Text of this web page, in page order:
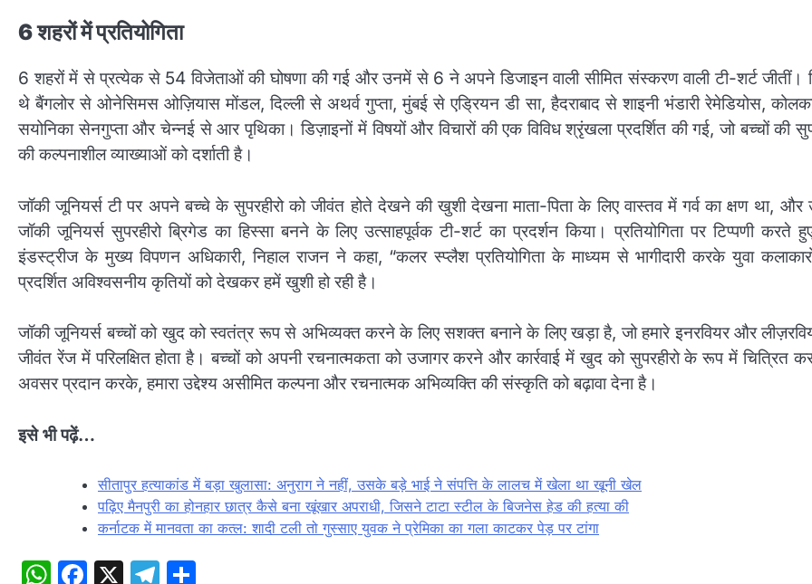
6 शहरों में प्रतियोगिता
6 शहरों में से प्रत्येक से 54 विजेताओं की घोषणा की गई और उनमें से 6 ने अपने डिजाइन वाली सीमित संस्करण वाली टी-शर्ट जीतीं।
थे बैंगलोर से ओनेसिमस ओज़ियास मोंडल, दिल्ली से अथर्व गुप्ता, मुंबई से एड्रियन डी सा, हैदराबाद से शाइनी भंडारी रेमेडियोस,
सयोनिका सेनगुप्ता और चेन्नई से आर पृथिका। डिज़ाइनों में विषयों और विचारों की एक विविध श्रृंखला प्रदर्शित की गई, जो बच्चों की
की कल्पनाशील व्याख्याओं को दर्शाती है।
जॉकी जूनियर्स टी पर अपने बच्चे के सुपरहीरो को जीवंत होते देखने की खुशी देखना माता-पिता के लिए वास्तव में गर्व का क्षण था, और
जॉकी जूनियर्स सुपरहीरो ब्रिगेड का हिस्सा बनने के लिए उत्साहपूर्वक टी-शर्ट का प्रदर्शन किया। प्रतियोगिता पर टिप्पणी करते
इंडस्ट्रीज के मुख्य विपणन अधिकारी, निहाल राजन ने कहा, “कलर स्प्लैश प्रतियोगिता के माध्यम से भागीदारी करके युवा कलाकारों
प्रदर्शित अविश्वसनीय कृतियों को देखकर हमें खुशी हो रही है।
जॉकी जूनियर्स बच्चों को खुद को स्वतंत्र रूप से अभिव्यक्त करने के लिए सशक्त बनाने के लिए खड़ा है, जो हमारे इनरवियर और
जीवंत रेंज में परिलक्षित होता है। बच्चों को अपनी रचनात्मकता को उजागर करने और कार्रवाई में खुद को सुपरहीरो के रूप में चित्रित
अवसर प्रदान करके, हमारा उद्देश्य असीमित कल्पना और रचनात्मक अभिव्यक्ति की संस्कृति को बढ़ावा देना है।
इसे भी पढ़ें…
सीतापुर हत्याकांड में बड़ा खुलासा: अनुराग ने नहीं, उसके बड़े भाई ने संपत्ति के लालच में खेला था खूनी खेल
पढ़िए मैनपुरी का होनहार छात्र कैसे बना खूंखार अपराधी, जिसने टाटा स्टील के बिजनेस हेड ​​की हत्या की
कर्नाटक में मानवता का कत्ल: शादी टली तो गुस्साए युवक ने प्रेमिका का गला काटकर पेड़ पर टांगा
WhatsApp
Facebook
X Telegram